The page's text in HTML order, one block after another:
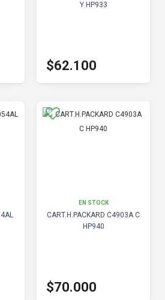
Y HP933
$62.100
EN STOCK
CART.H.PACKARD C4903A C
HP940
$70.000